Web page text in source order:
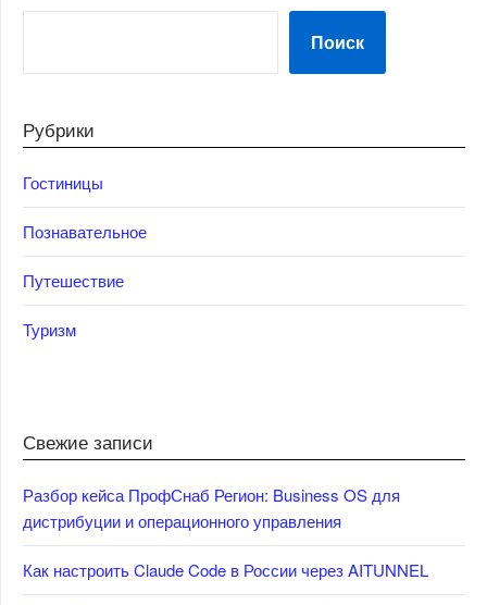
Поиск
Рубрики
Гостиницы
Познавательное
Путешествие
Туризм
Свежие записи
Разбор кейса ПрофСнаб Регион: Business OS для
дистрибуции и операционного управления
Как настроить Claude Code в России через AITUNNEL